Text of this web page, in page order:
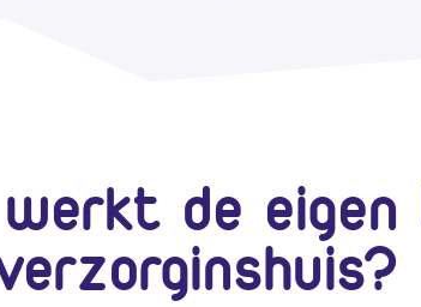
de eigen